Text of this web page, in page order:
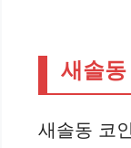
새솔
새솔동 코